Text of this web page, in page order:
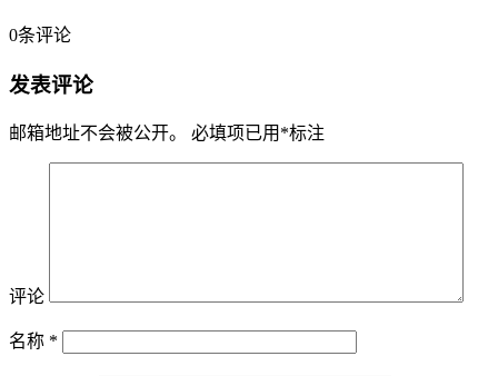
0条评论
发表评论
邮箱地址不会被公开。 必填项已用 *标注
评论
名称 *